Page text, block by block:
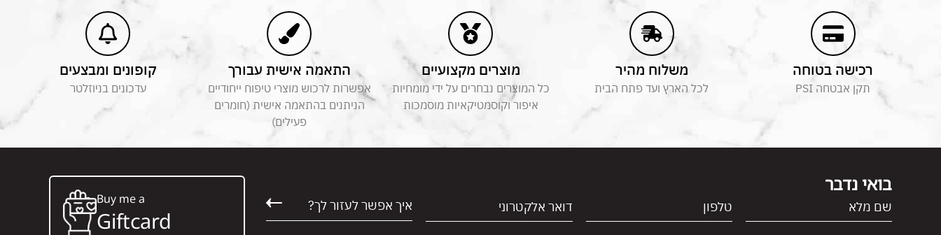
רכישה בטוחה
תקן אבטחה PSI
משלוח מהיר
לכל הארץ ועד פתח הבית
מוצרים מקצועיים
כל המוצרים נבחרים על ידי מומחיות
איפור וקוסמטיקאיות מוסמכות
התאמה אישית עבורך
אפשרות לרכוש מוצרי טיפוח ייחודיים
הניתנים בהתאמה אישית (חומרים
פעילים)
קופונים ומבצעים
עדכונים בניוזלטר
בואי נדבר
Buy me a
Giftcard